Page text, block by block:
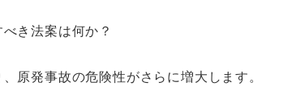
き法案は何か？
原発事故の危険性がさらに増大します。